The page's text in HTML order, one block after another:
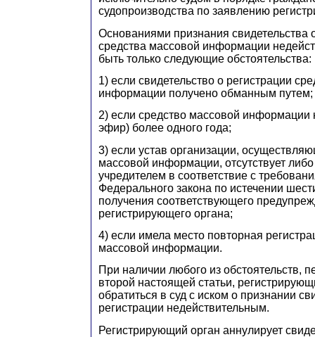
судопроизводства по заявлению
Основаниями признания свидетельства
средства массовой информации
быть только следующие обстоятельства:
1) если свидетельство о регистрации
информации получено обманным путем;
2) если средство массовой информации
эфир) более одного года;
3) если устав организации,
массовой информации, отсутствует
учредителем в соответствие с
Федерального закона по истечении
получения соответствующего
регистрирующего органа;
4) если имела место повторная
массовой информации.
При наличии любого из обстоятельств,
второй настоящей статьи,
обратиться в суд с иском о признании
регистрации недействительным.
Регистрирующий орган аннулирует